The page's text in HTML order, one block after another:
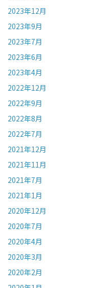
2023年12月
2023年9月
2023年7月
2023年6月
2023年4月
2022年12月
2022年9月
2022年8月
2022年7月
2021年12月
2021年11月
2021年7月
2021年1月
2020年12月
2020年7月
2020年4月
2020年3月
2020年2月